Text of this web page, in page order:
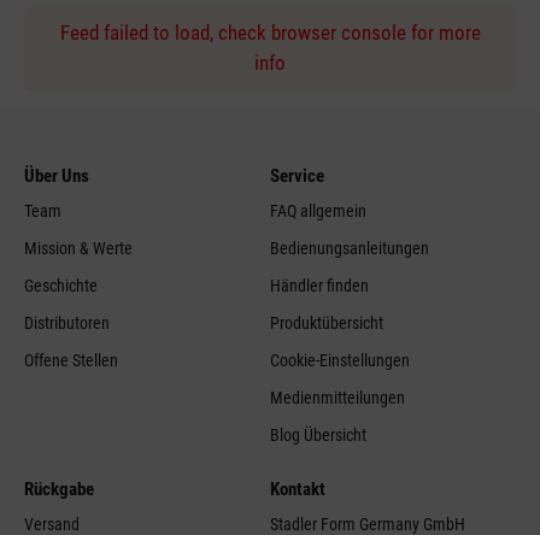
Feed failed to load, check browser console for more
info
Über Uns
Team
Mission & Werte
Geschichte
Distributoren
Offene Stellen
Service
FAQ allgemein
Bedienungsanleitungen
Händler finden
Produktübersicht
Cookie-Einstellungen
Medienmitteilungen
Blog Übersicht
Rückgabe
Versand
Kontakt
Stadler Form Germany GmbH